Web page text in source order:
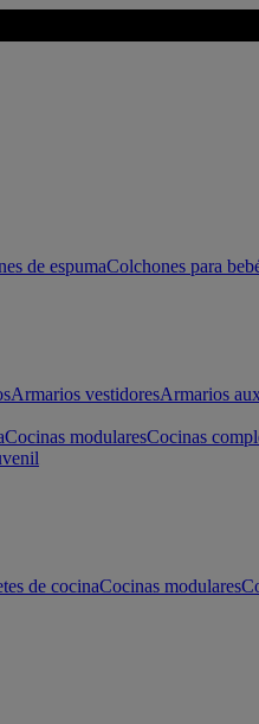
de espumaColchones para
Armarios vestidoresArmarios
Cocinas modularesCocinas
de cocinaCocinas modulares